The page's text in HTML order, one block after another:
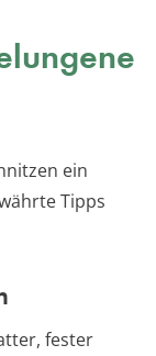
ein
Tipps
fester